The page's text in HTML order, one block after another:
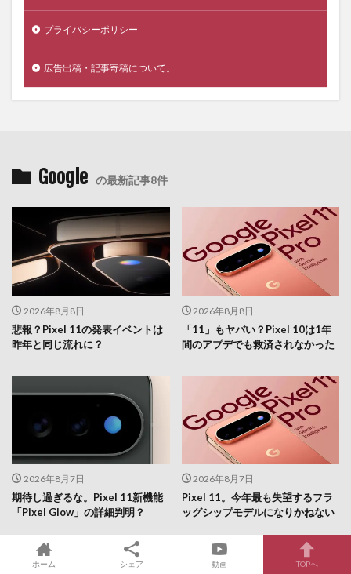
プライバシーポリシー
広告出稿・記事寄稿について。
Google の最新記事8件
2026年8月8日
悲報？Pixel 11の発表イベントは
昨年と同じ流れに？
2026年8月8日
「11」もヤバい？Pixel 10は1年
間のアプデでも救済されなかった
2026年8月7日
期待し過ぎるな。Pixel 11新機能
「Pixel Glow」の詳細判明？
2026年8月7日
Pixel 11。今年最も失望するフラ
ッグシップモデルになりかねない
ホーム シェア 動画 TOPへ